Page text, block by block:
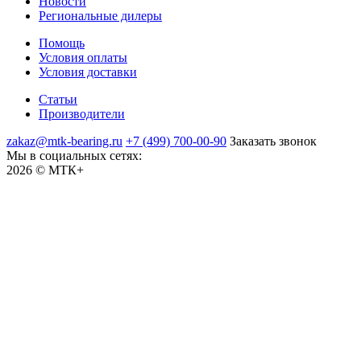
Региональные дилеры
Помощь
Условия оплаты
Условия доставки
Статьи
Производители
zakaz@mtk-bearing.ru +7 (499) 700-00-90 Заказать звонок
Мы в социальных сетях:
2026 © МТК+